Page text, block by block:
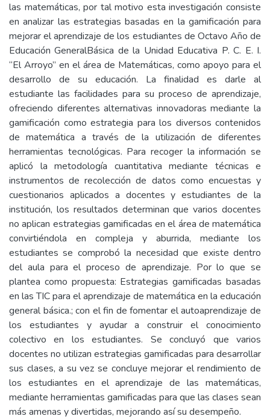
las matemáticas, por tal motivo esta investigación consiste
en analizar las estrategias basadas en la gamificación para
mejorar el aprendizaje de los estudiantes de Octavo Año de
Educación GeneralBásica de la Unidad Educativa P. C. E. I.
“El Arroyo” en el área de Matemáticas, como apoyo para el
desarrollo de su educación. La finalidad es darle al
estudiante las facilidades para su proceso de aprendizaje,
ofreciendo diferentes alternativas innovadoras mediante la
gamificación como estrategia para los diversos contenidos
de matemática a través de la utilización de diferentes
herramientas tecnológicas. Para recoger la información se
aplicó la metodología cuantitativa mediante técnicas e
instrumentos de recolección de datos como encuestas y
cuestionarios aplicados a docentes y estudiantes de la
institución, los resultados determinan que varios docentes
no aplican estrategias gamificadas en el área de matemática
convirtiéndola en compleja y aburrida, mediante los
estudiantes se comprobó la necesidad que existe dentro
del aula para el proceso de aprendizaje. Por lo que se
plantea como propuesta: Estrategias gamificadas basadas
en las TIC para el aprendizaje de matemática en la educación
general básica.; con el fin de fomentar el autoaprendizaje de
los estudiantes y ayudar a construir el conocimiento
colectivo en los estudiantes. Se concluyó que varios
docentes no utilizan estrategias gamificadas para desarrollar
sus clases, a su vez se concluye mejorar el rendimiento de
los estudiantes en el aprendizaje de las matemáticas,
mediante herramientas gamificadas para que las clases sean
más amenas y divertidas, mejorando así su desempeño.